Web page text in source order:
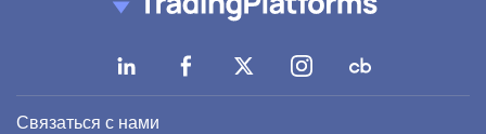
Связаться с нами